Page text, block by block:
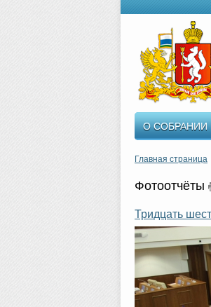
О СОБРАНИИ
Главная страница
Фотоотчёты
Тридцать